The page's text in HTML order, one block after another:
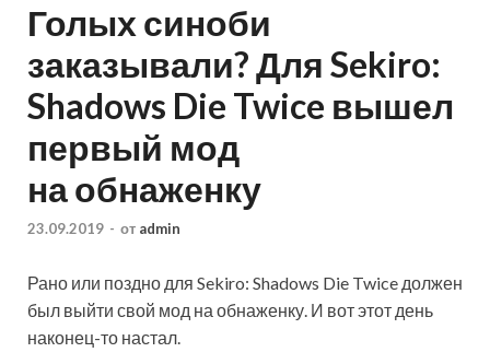
Голых синоби
заказывали? Для Sekiro:
Shadows Die Twice вышел
первый мод
на обнаженку
23.09.2019 - от admin
Рано или поздно для Sekiro: Shadows Die Twice должен
был выйти свой мод на обнаженку. И вот этот день
наконец-то настал.